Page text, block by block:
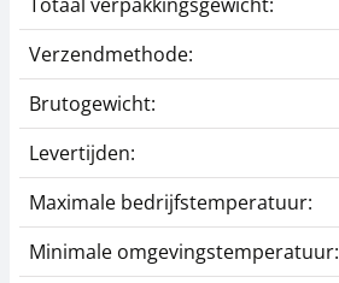
Verzendmethode:
Brutogewicht:
Levertijden:
Maximale bedrijfstemperatuur:
Minimale omgevingstemperatuur: